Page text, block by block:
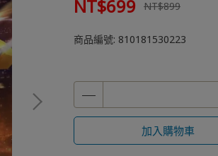
NT$699 NT$899
商品編號: 810181530223
加入購物車